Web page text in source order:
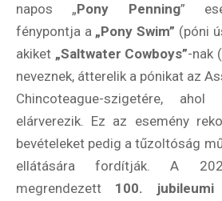
napos „Pony Penning”
fénypontja a„Pony Swim” (póni
akiket „Saltwater Cowboys”-nak
neveznek, átterelik a pónikat az
Chincoteague-szigetére,
elárverezik. Ez az esemény
bevételeket pedig a tűzoltóság
ellátására fordítják. A
megrendezett 100.